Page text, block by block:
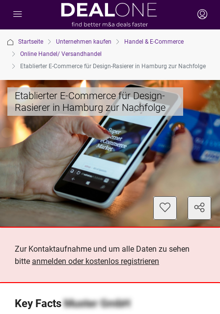
Startseite Unternehmen kaufen
Handel & E-Commerce
Online Handel/ Versandhandel
Etablierter E-Commerce für Design-Rasierer in Hamburg zur Nachfolge
Etablierter E-Commerce für Design-
Rasierer in Hamburg zur Nachfolge
Zur Kontaktaufnahme und um alle Daten zu sehen
bitte anmelden oder kostenlos registrieren
Key FactsMuster GmbH